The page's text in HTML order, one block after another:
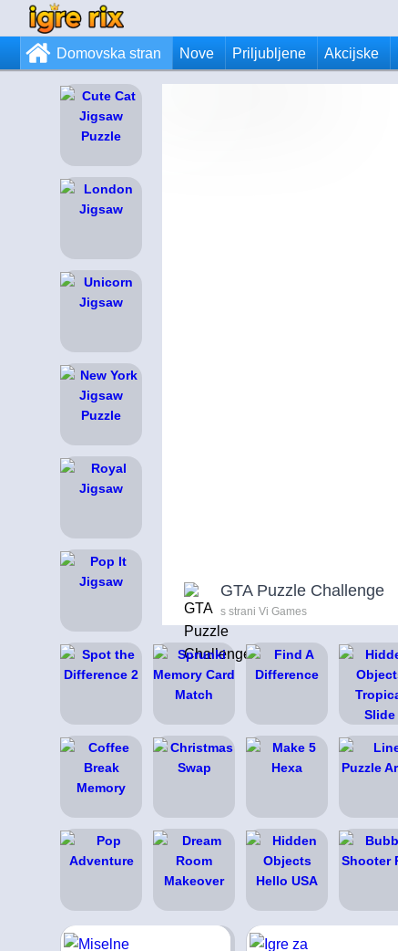
Domovska stran Nove Priljubljene Akcijske
GTA Puzzle Challenge
s strani Vi Games